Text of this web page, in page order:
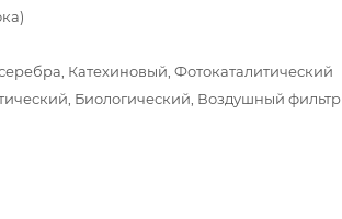
Катехиновый, Фотокаталитический
Биологический, Воздушный фильтр